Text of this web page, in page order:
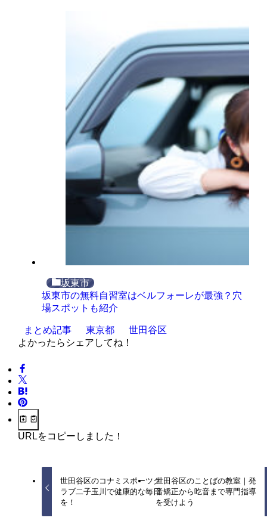
坂東市
坂東市の無料自習室はベルフォーレが最強？穴
場スポットも紹介
まとめ記事 東京都
世田谷区
よかったらシェアしてね！
URLをコピーしました！
世田谷区のコナミスポーツク
ラブ二子玉川で健康的な毎日
を！
世田谷区のことばの教室｜発
音矯正から吃音まで専門指導
を受けよう